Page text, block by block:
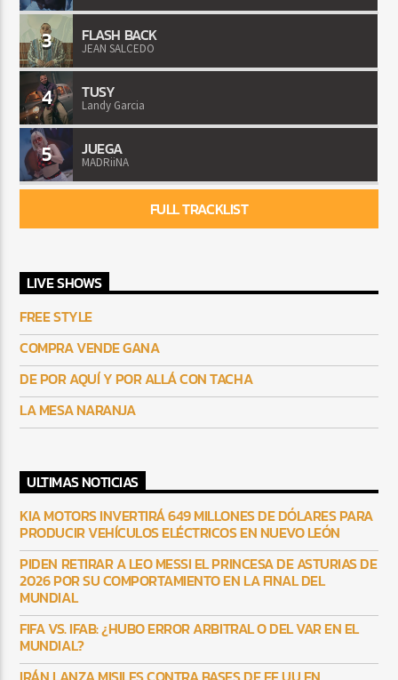
3 FLASH BACK
JEAN SALCEDO
4 TUSY
Landy Garcia
5 JUEGA
MADRiiNA
FULL TRACKLIST
LIVE SHOWS
FREE STYLE
COMPRA VENDE GANA
DE POR AQUÍ Y POR ALLÁ CON TACHA
LA MESA NARANJA
ULTIMAS NOTICIAS
KIA MOTORS INVERTIRÁ 649 MILLONES DE DÓLARES PARA
PRODUCIR VEHÍCULOS ELÉCTRICOS EN NUEVO LEÓN
PIDEN RETIRAR A LEO MESSI EL PRINCESA DE ASTURIAS DE
2026 POR SU COMPORTAMIENTO EN LA FINAL DEL
MUNDIAL
FIFA VS. IFAB: ¿HUBO ERROR ARBITRAL O DEL VAR EN EL
MUNDIAL?